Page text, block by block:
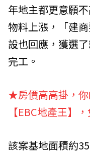
年地主都更意願
物料上漲，「建
設也回應，獲選
完工。
★房價高高掛，
【EBC地產王】
該案基地面積約